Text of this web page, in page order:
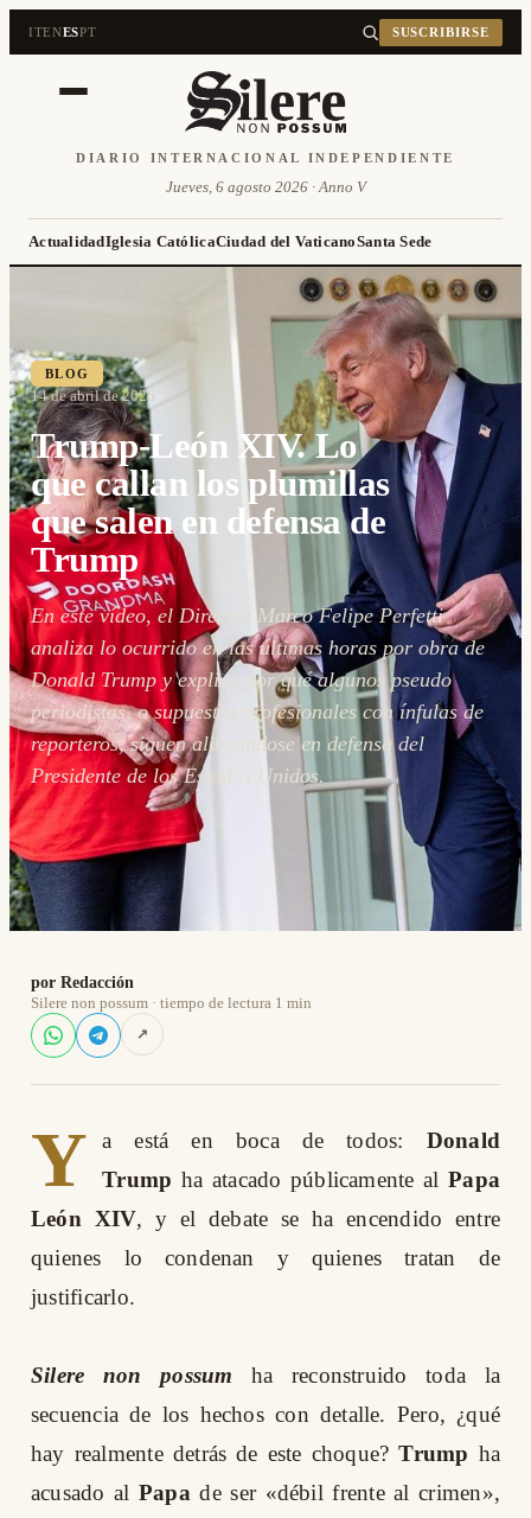
ITENESPT SUSCRIBIRSE
DIARIO INTERNACIONAL INDEPENDIENTE
Jueves, 6 agosto 2026 · Anno V
ActualidadIglesia CatólicaCiudad del VaticanoSanta Sede
BLOG
14 de abril de 2026
Trump-León XIV. Lo
que callan los plumillas
que salen en defensa de
Trump
En este vídeo, el Director Marco Felipe Perfetti
analiza lo ocurrido en las últimas horas por obra de
Donald Trump y explica por qué algunos pseudo
periodistas, o supuestos profesionales con ínfulas de
reporteros, siguen alineándose en defensa del
Presidente de los Estados Unidos.
por Redacción
Silere non possum · tiempo de lectura 1 min
↗
Y a está en boca de todos:
Donald
Trump ha atacado públicamente al Papa
León XIV, y el debate se ha encendido entre
quienes lo condenan y quienes tratan de
justificarlo.
Silere non possum
ha reconstruido toda la
secuencia de los hechos con detalle. Pero, ¿qué
hay realmente detrás de este choque? Trump ha
acusado al Papa de ser «débil frente al crimen»,